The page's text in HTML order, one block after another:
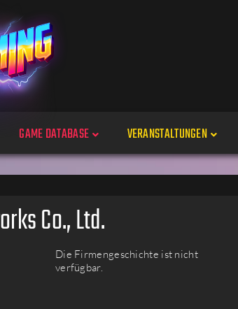
GAME DATABASE
Spiele
Perspektiven
Plattformen
VERANSTALTUNGEN
Veranstaltungen
Co., Ltd.
Die Firmengeschichte ist nicht
verfügbar.